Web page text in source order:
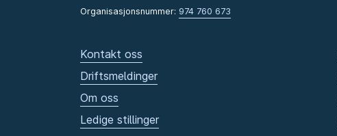
Organisasjonsnummer: 974 760 673
Kontakt oss
Driftsmeldinger
Om oss
Ledige stillinger